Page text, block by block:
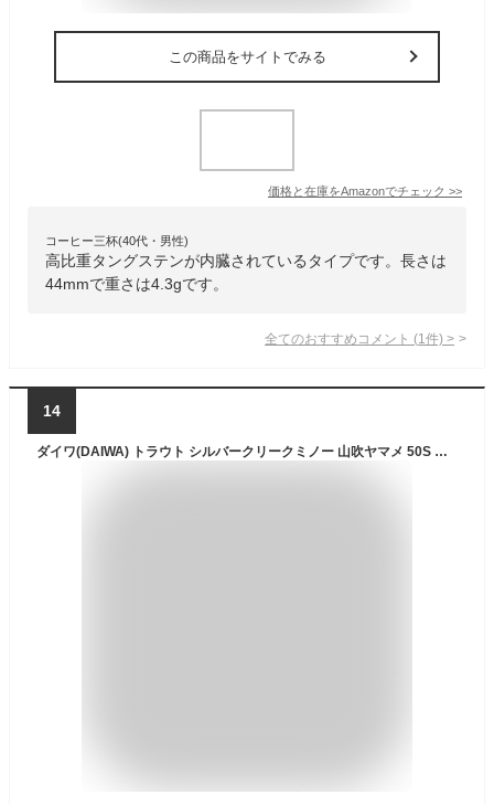
この商品をサイトでみる
価格と在庫をAmazonでチェック >>
コーヒー三杯(40代・男性)
高比重タングステンが内臓されているタイプです。長さは
44mmで重さは4.3gです。
全てのおすすめコメント (1 件) >
14
ダイワ(DAIWA) トラウト シルバークリークミノー 山吹ヤマメ 50S ルアー